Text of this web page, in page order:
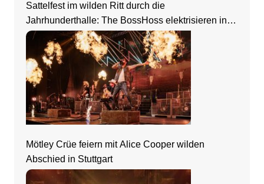
Sattelfest im wilden Ritt durch die
Jahrhunderthalle: The BossHoss elektrisieren in
Frankfurt
Mötley Crüe feiern mit Alice Cooper wilden
Abschied in Stuttgart